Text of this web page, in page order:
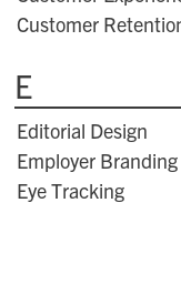
Customer
E
Editorial Design
Employer Branding
Eye Tracking